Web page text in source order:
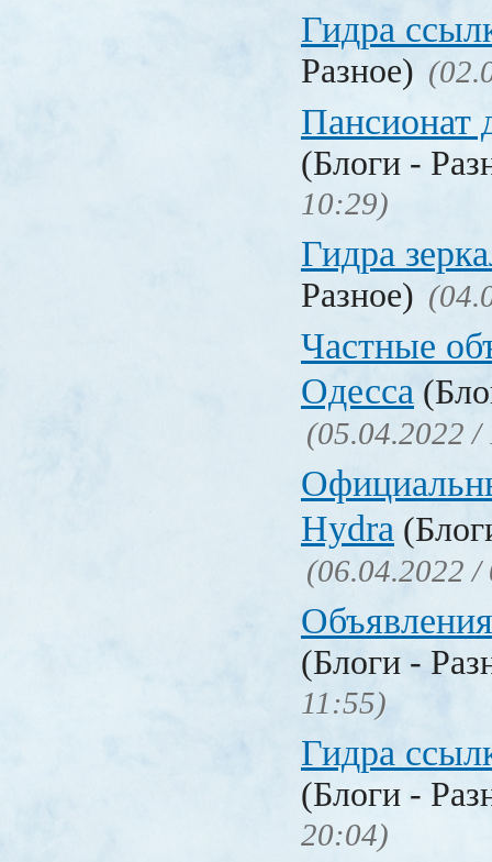
Гидра
Разное)
Пансионат
(Блоги -
10:29)
Гидра
Разное)
Частные
Одесса
(05.04.2022 /
Hydra
(06.04.2022 /
(Блоги -
11:55)
Гидра
(Блоги -
20:04)